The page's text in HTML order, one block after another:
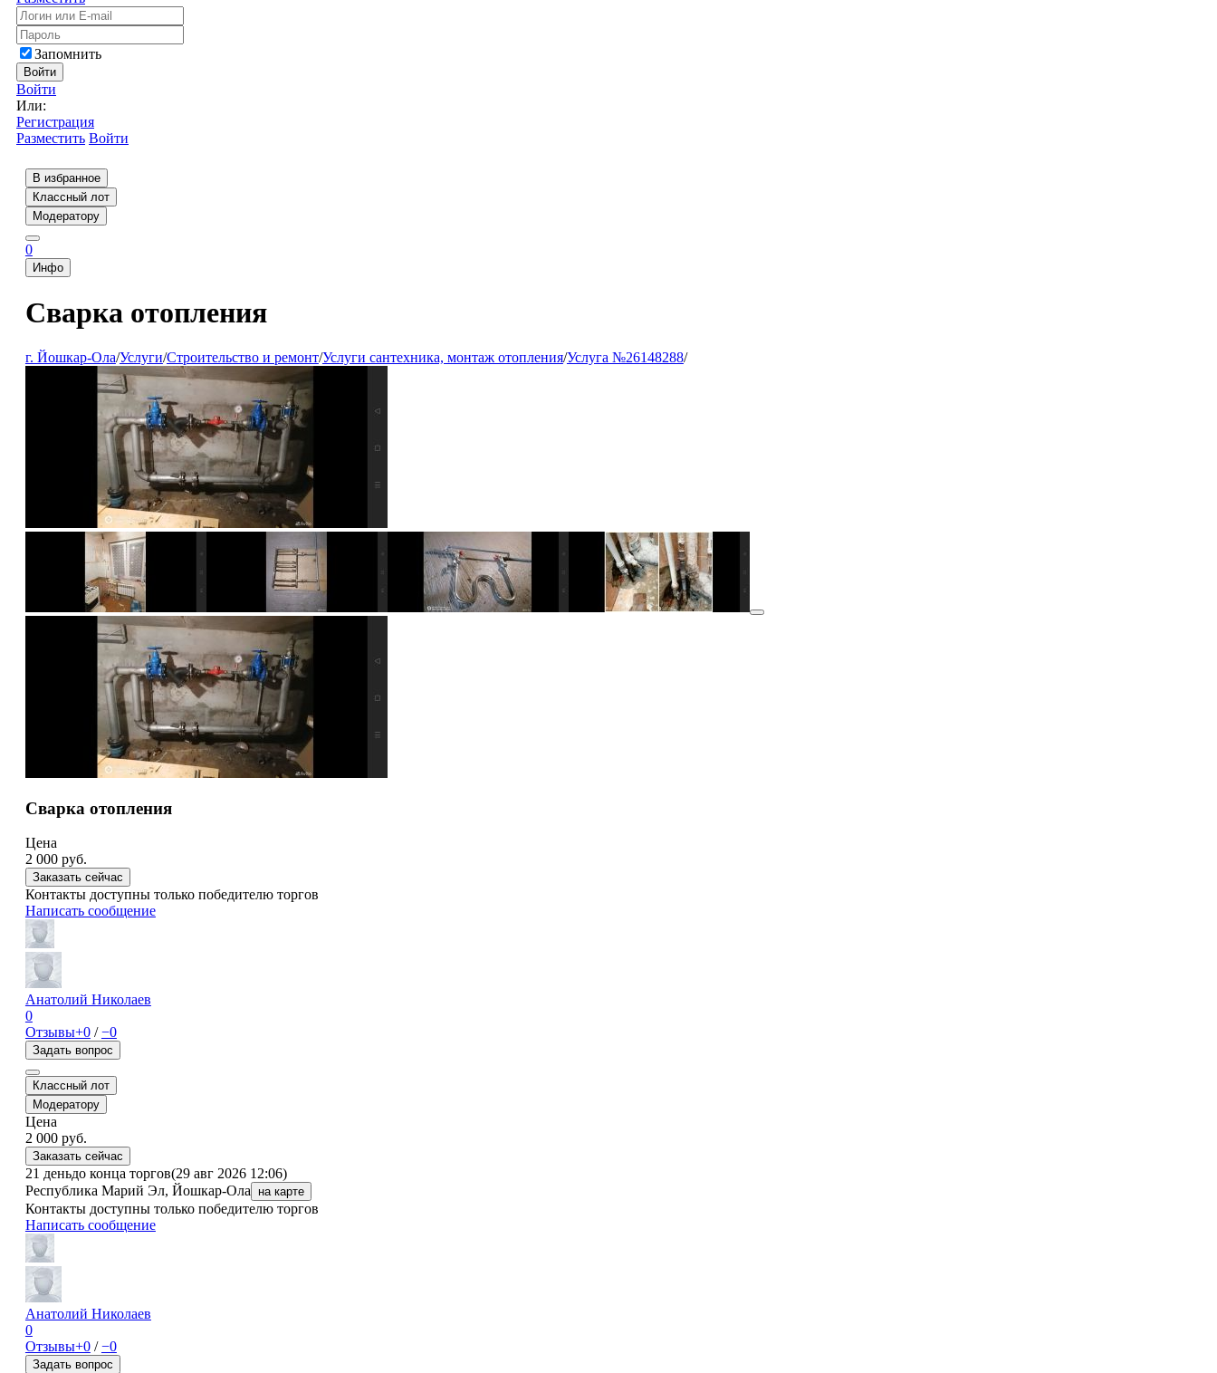
Запомнить
Войти
Войти
Или:
Регистрация
Разместить Войти
В избранное
Классный лот
Модератору
0
Инфо
Сварка отопления
г. Йошкар-Ола/Услуги/Строительство и ремонт/Услуги сантехника, монтаж отопления/Услуга №26148288/
Сварка отопления
Цена
2 000 руб.
Заказать сейчас
Контакты доступны только победителю торгов
Написать сообщение
Анатолий Николаев
0
Отзывы+0/−0
Задать вопрос
Классный лот
Модератору
Цена
2 000 руб.
Заказать сейчас
21 деньдо конца торгов(29 авг 2026 12:06)
Республика Марий Эл, Йошкар-Ола
на карте
Контакты доступны только победителю торгов
Написать сообщение
Анатолий Николаев
0
Отзывы+0/−0
Задать вопрос